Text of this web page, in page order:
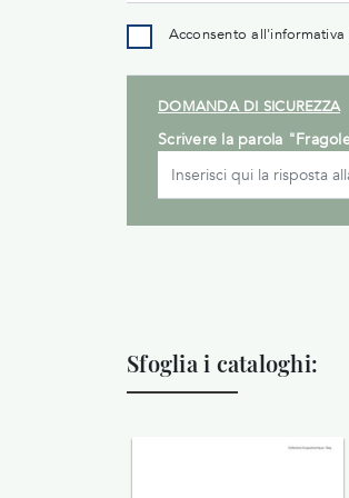
Acconsento all'informativa
DOMANDA DI SICUREZZA
Scrivere la parola
Sfoglia i cataloghi: